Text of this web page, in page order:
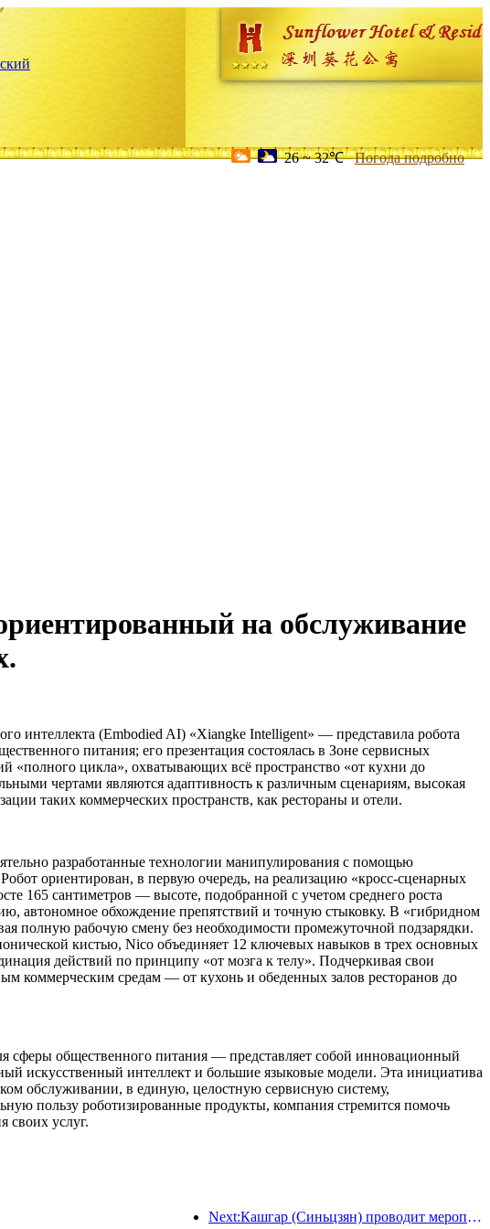
26 ~ 32℃ Погода подробно
на обслуживание
интеллекта (Embodied AI) «Xiangke Intelligent» — представила робота
питания; его презентация состоялась в Зоне сервисных
«полного цикла», охватывающих всё пространство «от кухни до
чертами являются адаптивность к различным сценариям, высокая
таких коммерческих пространств, как рестораны и отели.
разработанные технологии манипулирования с помощью
ориентирован, в первую очередь, на реализацию «кросс-сценарных
165 сантиметров — высоте, подобранной с учетом среднего роста
автономное обхождение препятствий и точную стыковку. В «гибридном
полную рабочую смену без необходимости промежуточной подзарядки.
кистью, Nico объединяет 12 ключевых навыков в трех основных
действий по принципу «от мозга к телу». Подчеркивая свои
коммерческим средам — от кухонь и обеденных залов ресторанов до
сферы общественного питания — представляет собой инновационный
искусственный интеллект и большие языковые модели. Эта инициатива
обслуживании, в единую, целостную сервисную систему,
пользу роботизированные продукты, компания стремится помочь
своих услуг.
Next:Кашгар (Синьцзян) проводит мероприятие по продвижению туризма с целью содействия межэтническому обмену.